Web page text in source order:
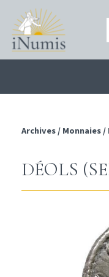
Archives / Monnaies /
DÉOLS